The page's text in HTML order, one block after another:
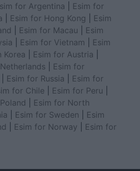
for Argentina
Esim for
Esim for Hong Kong
Esim
Esim for Macau
Esim
Esim for Vietnam
Esim
Korea
Esim for Austria
Esim for
Esim for Russia
Esim for
for Chile Esim for Peru
Esim for North
Esim for Sweden
Esim
Esim for Norway
Esim for